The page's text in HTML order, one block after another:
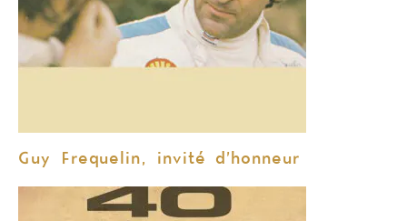
Guy Frequelin, invité d’honneur